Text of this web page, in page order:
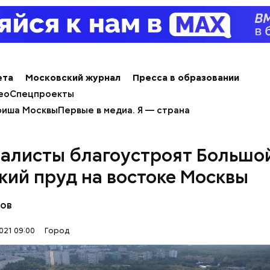
Московский журнал
Пресса в образовании
Спецпроекты
МосквыПервые в медиа. Я — страна
благоустроят
пруд на востоке Москвы
09:00 Город
московского ипподрома познакомятся с
русской тройке.
19 сентября, главный советник президента